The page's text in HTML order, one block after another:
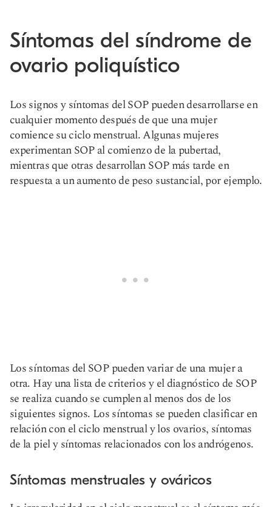
Síntomas del síndrome de
ovario poliquístico
Los signos y síntomas del SOP pueden desarrollarse en
cualquier momento después de que una mujer
comience su ciclo menstrual. Algunas mujeres
experimentan SOP al comienzo de la pubertad,
mientras que otras desarrollan SOP más tarde en
respuesta a un aumento de peso sustancial, por ejemplo.
Los síntomas del SOP pueden variar de una mujer a
otra. Hay una lista de criterios y el diagnóstico de SOP
se realiza cuando se cumplen al menos dos de los
siguientes signos. Los síntomas se pueden clasificar en
relación con el ciclo menstrual y los ovarios, síntomas
de la piel y síntomas relacionados con los andrógenos.
Síntomas menstruales y ováricos